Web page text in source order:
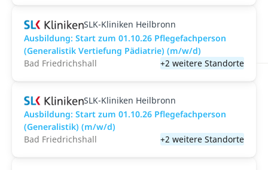
SLK-Kliniken Heilbronn
Ausbildung: Start zum 01.10.26 Pflegefachperson
(Generalistik Vertiefung Pädiatrie) (m/w/d)
Bad Friedrichshall
+2 weitere Standorte
SLK-Kliniken Heilbronn
Ausbildung: Start zum 01.10.26 Pflegefachperson
(Generalistik) (m/w/d)
Bad Friedrichshall
+2 weitere Standorte